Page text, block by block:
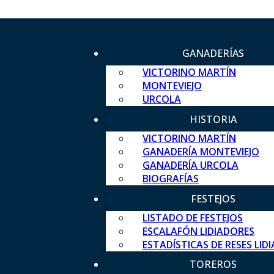
GANADERÍAS
VICTORINO MARTÍN
MONTEVIEJO
URCOLA
HISTORIA
VICTORINO MARTÍN
GANADERÍA MONTEVIEJO
GANADERÍA URCOLA
BIOGRAFÍAS
FESTEJOS
LISTADO DE FESTEJOS
ESCALAFÓN LIDIADORES
ESTADÍSTICAS DE RESES
TOREROS